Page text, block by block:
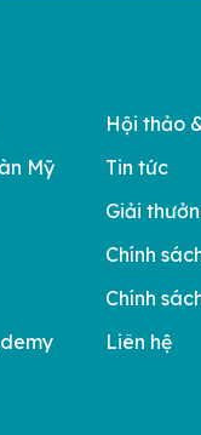
Mỹ
Hội thảo
Tin tức
Giải
Chính
Chính
Liên hệ